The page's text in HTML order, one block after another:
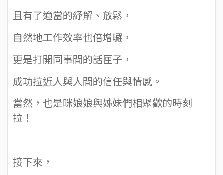
且有了適當的紓解、放鬆，
自然地工作效率也倍增囉，
更是打開同事間的話匣子，
成功拉近人與人間的信任與情感。
當然，也是咪娘娘與姊妹們相聚歡的時刻
拉！
接下來，